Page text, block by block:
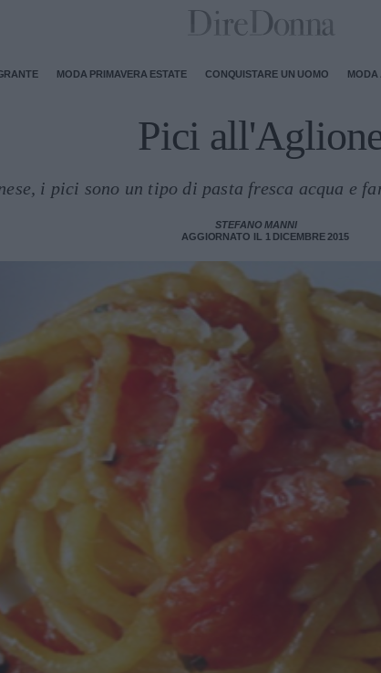
MODA PRIMAVERA ESTATE CONQUISTARE UN UOMO MODA
Pici
i pici sono un tipo di pasta fresca acqua e
STEFANO MANNI
AGGIORNATO IL 1 DICEMBRE 2015